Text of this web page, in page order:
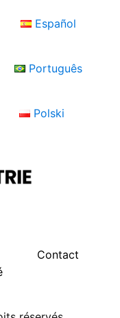
Español
Português
Polski
Contact